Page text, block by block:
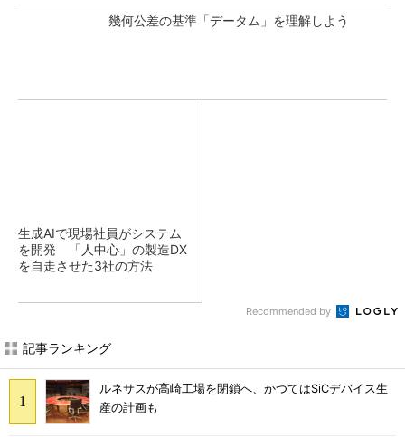
幾何公差の基準「データム」を理解しよう
生成AIで現場社員がシステム
を開発 「人中心」の製造DX
を自走させた3社の方法
Recommended by
記事ランキング
ルネサスが高崎工場を閉鎖へ、かつてはSiCデバイス生
産の計画も